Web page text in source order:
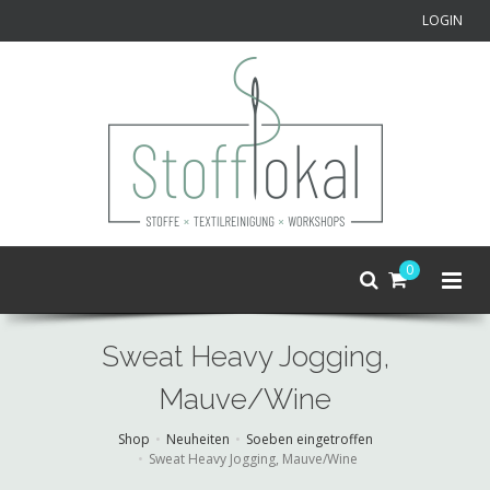
LOGIN
0
Sweat Heavy Jogging,
Mauve/Wine
Shop Neuheiten
Soeben eingetroffen
Sweat Heavy Jogging, Mauve/Wine